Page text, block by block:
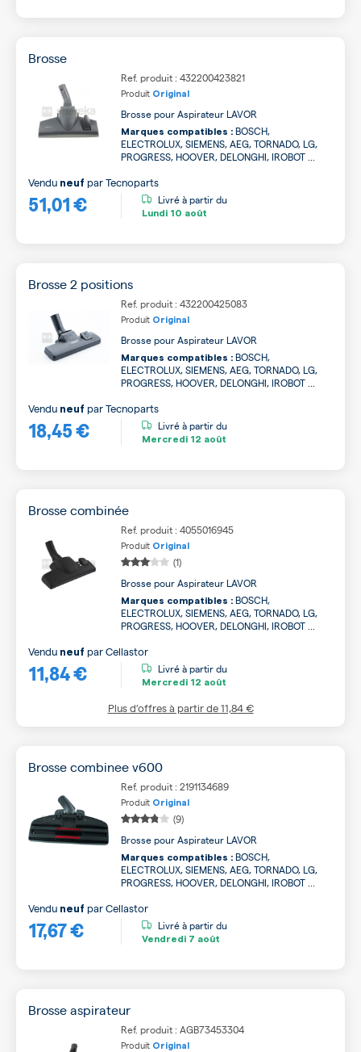
Brosse
Ref. produit : 432200423821
Produit Original
Brosse pour Aspirateur LAVOR
Marques compatibles : BOSCH,
ELECTROLUX, SIEMENS, AEG, TORNADO, LG,
PROGRESS, HOOVER, DELONGHI, IROBOT ...
51,01 €
Vendu neuf parTecnoparts
Livré à partir du
Lundi 10 août
Brosse 2 positions
Ref. produit : 432200425083
Produit Original
Brosse pour Aspirateur LAVOR
Marques compatibles : BOSCH,
ELECTROLUX, SIEMENS, AEG, TORNADO, LG,
PROGRESS, HOOVER, DELONGHI, IROBOT ...
18,45 €
Vendu neuf parTecnoparts
Livré à partir du
Mercredi 12 août
Brosse combinée
Ref. produit : 4055016945
Produit Original
(1)
Brosse pour Aspirateur LAVOR
Marques compatibles : BOSCH,
ELECTROLUX, SIEMENS, AEG, TORNADO, LG,
PROGRESS, HOOVER, DELONGHI, IROBOT ...
11,84 €
Vendu neuf parCellastor
Livré à partir du
Mercredi 12 août
Plus d’offres à partir de11,84 €
Brosse combinee v600
Ref. produit : 2191134689
Produit Original
(9)
Brosse pour Aspirateur LAVOR
Marques compatibles : BOSCH,
ELECTROLUX, SIEMENS, AEG, TORNADO, LG,
PROGRESS, HOOVER, DELONGHI, IROBOT ...
17,67 €
Vendu neuf parCellastor
Livré à partir du
Vendredi 7 août
Brosse aspirateur
Ref. produit : AGB73453304
Produit Original